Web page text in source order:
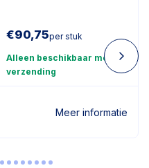
€90,75per stuk
Alleen beschikbaar met
verzending
Meer informatie